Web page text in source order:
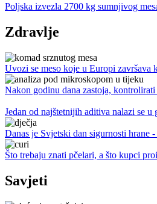
Poljska izvezla 2700 kg sumnjivog
Zdravlje
Uvozi se meso koje u Europi završava
Nakon godinu dana zastoja, kontrolirati
Jedan od najštetnijih aditiva nalazi se
Danas je Svjetski dan sigurnosti hrane
Što trebaju znati pčelari, a što kupci
Savjeti